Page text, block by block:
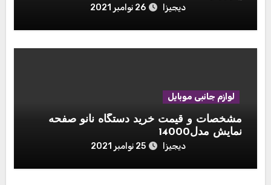
آمپر ساعت مجموعه ۳ عددی به همراه پایه
دیجیزا 26 نوامبر 2021
لوازم جانبی موبایل
مشخصات و قیمت خرید دستگاه نانو صفحه
نمایش مدل14000
دیجیزا 25 نوامبر 2021